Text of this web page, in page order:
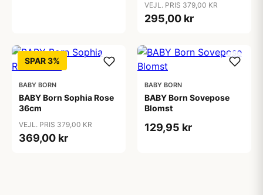
VEJL. PRIS 379,00 KR
295,00 kr
SPAR 3%
BABY BORN
BABY Born Sophia Rose
36cm
VEJL. PRIS 379,00 KR
369,00 kr
BABY BORN
BABY Born Sovepose
Blomst
129,95 kr